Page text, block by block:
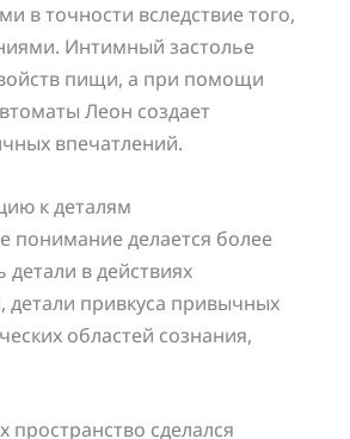
в точности вследствие того,
Интимный застолье
пищи, а при помощи
Леон создает
впечатлений.
к деталям
понимание делается более
в действиях
детали привкуса привычных
областей сознания,
сделался